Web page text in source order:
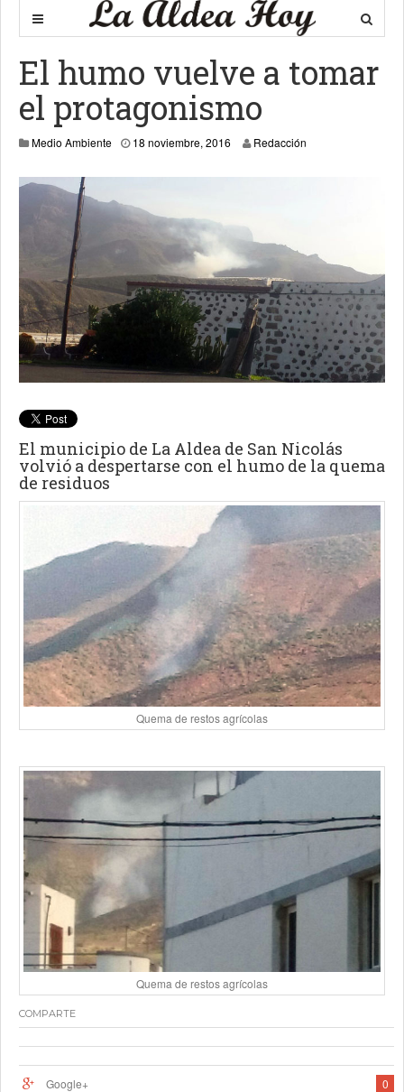
El humo vuelve a tomar
el protagonismo
Medio Ambiente 18 noviembre, 2016 21 junio, 2019
Redacción
El municipio de La Aldea de San Nicolás
volvió a despertarse con el humo de la quema
de residuos
Quema de restos agrícolas
Quema de restos agrícolas
COMPARTE
0
Google+